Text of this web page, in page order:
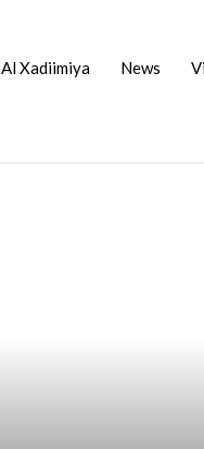
Al Xadiimiya News